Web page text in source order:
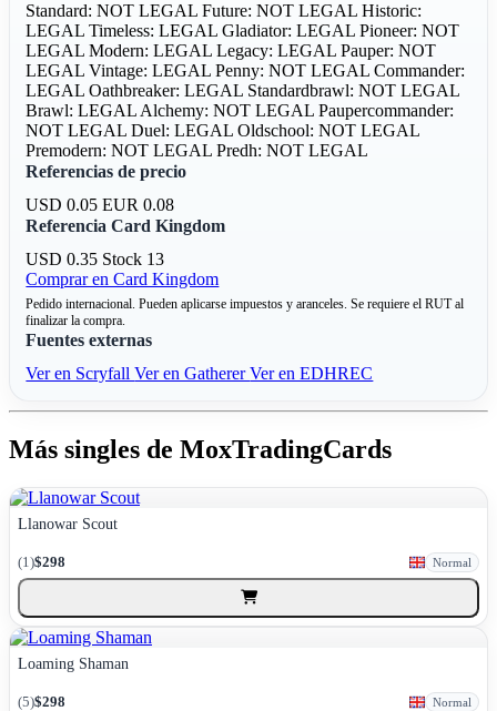
Standard: NOT LEGALFuture: NOT LEGALHistoric:
LEGALTimeless: LEGALGladiator: LEGALPioneer: NOT
LEGALModern: LEGALLegacy: LEGALPauper: NOT
LEGALVintage: LEGALPenny: NOT LEGALCommander:
LEGALOathbreaker: LEGAL Standardbrawl: NOT LEGAL
Brawl: LEGAL Alchemy: NOT LEGALPaupercommander:
NOT LEGALDuel: LEGALOldschool: NOT LEGAL
Premodern: NOT LEGALPredh: NOT LEGAL
Referencias de precio
USD 0.05EUR 0.08
Referencia Card Kingdom
USD 0.35 Stock 13
Comprar en Card Kingdom
Pedido internacional. Pueden aplicarse impuestos y aranceles. Se requiere el RUT al
finalizar la compra.
Fuentes externas
Ver en ScryfallVer en GathererVer en EDHREC
Más singles de MoxTradingCards
Llanowar Scout
(1)$298 Normal
Loaming Shaman
(5)$298 Normal